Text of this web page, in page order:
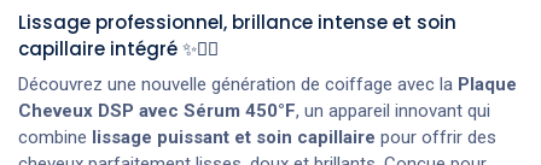
Lissage professionnel, brillance intense et soin
capillaire intégré ✨💇‍♀️
Découvrez une nouvelle génération de coiffage avec la Plaque
Cheveux DSP avec Sérum 450°F, un appareil innovant qui
combine lissage puissant et soin capillaire pour offrir des